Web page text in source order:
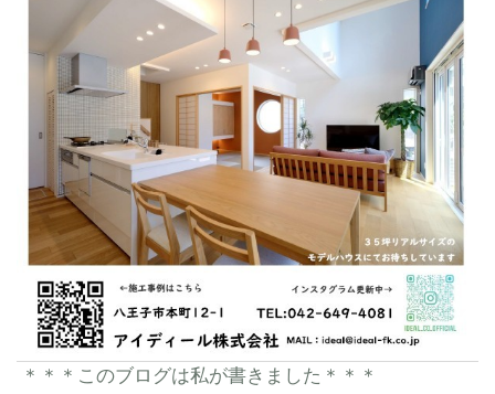
＊＊＊このブログは私が書きました＊＊＊